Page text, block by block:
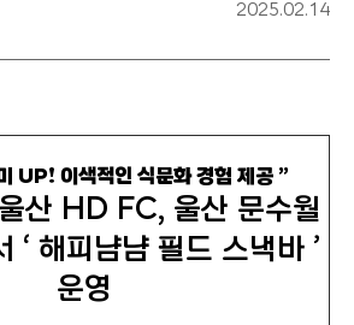
2025.02.14
UP! 이색적인 식문화 경험 제공 ”
산 HD FC, 울산 문수월
‘ 해피냠냠 필드 스낵바 ’
운영